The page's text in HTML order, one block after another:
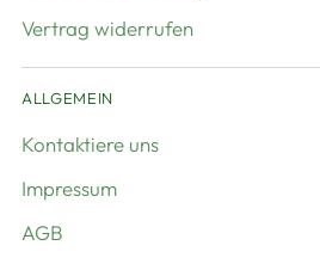
Vertrag widerrufen
ALLGEMEIN
Kontaktiere uns
Impressum
AGB